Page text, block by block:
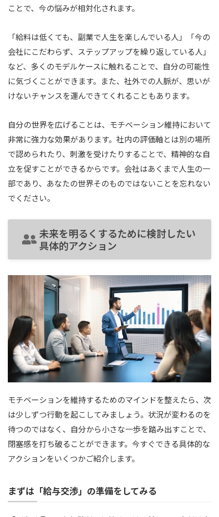
ことで、今の悩みが相対化されます。
「給料は低くても、副業で人生を楽しんでいる人」「今の
会社にこだわらず、ステップアップを繰り返している人」
など、多くのモデルケースに触れることで、自分の可能性
に気づくことができます。また、社外での人脈が、思いが
けないチャンスを運んできてくれることもあります。
自分の世界を広げることは、モチベーション維持において
非常に強力な効果があります。社内の評価軸とは別の場所
で認められたり、刺激を受けたりすることで、精神的な自
立を促すことができるからです。会社はあくまで人生の一
部であり、あなたの世界そのものではないことを忘れない
でください。
未来を明るくするために検討したい
具体的アクション
モチベーションを維持するためのマインドを整えたら、次
は少しずつ行動を起こしてみましょう。状況が変わるのを
待つのではなく、自分から小さな一歩を踏み出すことで、
閉塞感を打ち破ることができます。今すぐできる具体的な
アクションをいくつかご紹介します。
まずは「給与交渉」の準備をしてみる